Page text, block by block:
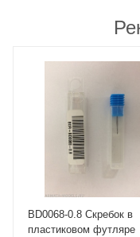
BD0068-0.8 Скребок в
пластиковом футляре